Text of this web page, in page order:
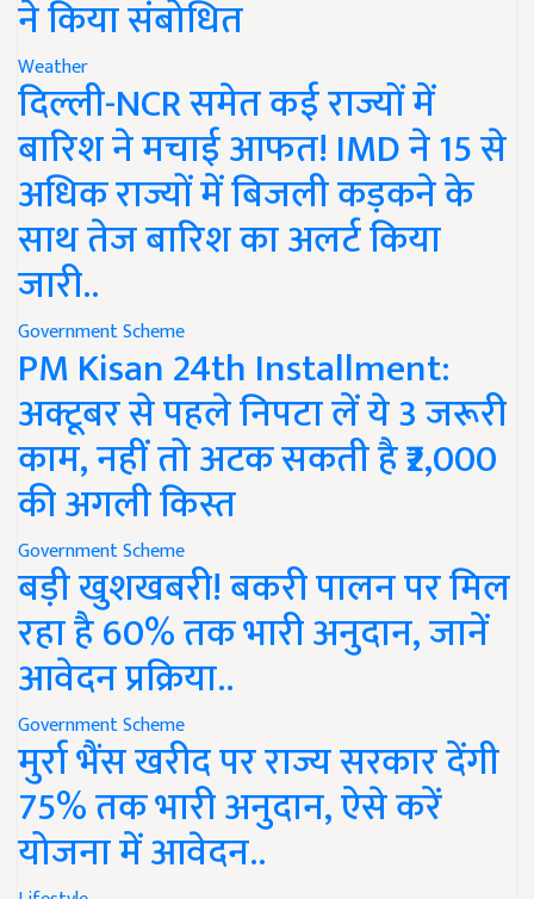
ने किया संबोधित
Weather
दिल्ली-NCR समेत कई राज्यों में
बारिश ने मचाई आफत! IMD ने 15 से
अधिक राज्यों में बिजली कड़कने के
साथ तेज बारिश का अलर्ट किया
जारी..
Government Scheme
PM Kisan 24th Installment:
अक्टूबर से पहले निपटा लें ये 3 जरूरी
काम, नहीं तो अटक सकती है ₹2,000
की अगली किस्त
Government Scheme
बड़ी खुशखबरी! बकरी पालन पर मिल
रहा है 60% तक भारी अनुदान, जानें
आवेदन प्रक्रिया..
Government Scheme
मुर्रा भैंस खरीद पर राज्य सरकार देंगी
75% तक भारी अनुदान, ऐसे करें
योजना में आवेदन..